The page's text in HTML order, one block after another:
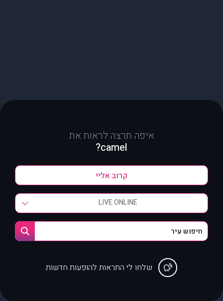
איפה תרצה לראות את
camel?
LIVE ONLINE
שלחו לי התראות להופעות חדשות